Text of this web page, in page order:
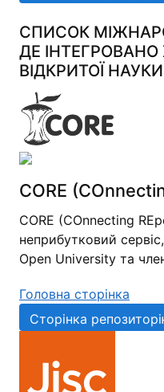
СПИСОК
ДЕ ІНТЕГРОВАНО
ВІДКРИТОЇ
CORE
CORE (COnnecting
неприбутковий
Open University та
Головна сторінка
Сторінка